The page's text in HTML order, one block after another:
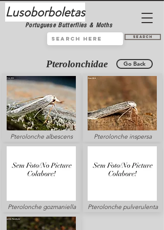
Lusoborboletas
Portuguese Butterflies & Moths
Search
Pterolonchidae Go Back
Pterolonche albescens
Pterolonche gozmaniella
Pterolonche inspersa
Pterolonche pulverulenta